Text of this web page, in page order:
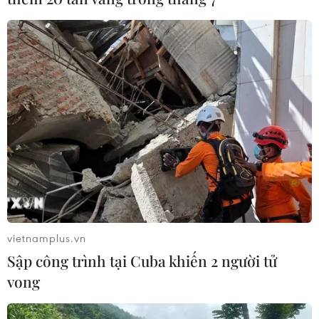
Đảm bảo an ninh, an toàn là nhiệm vụ
hàng đầu của ngành hàng không
05/12/2016 11:37
Sau khi kiểm tra thực tế tại Cảng Tân Sơn Nhất và Nội
Bài, Phó Thủ tướng Trương Hòa Bình yêu cầu ngành
hàng không nâng cao nhận thức về tầm quan trọng của
bảo đảm an toàn, an ninh hàng không.
vietnamplus.vn
Sập công trình tại Cuba khiến 2 người tử
vong